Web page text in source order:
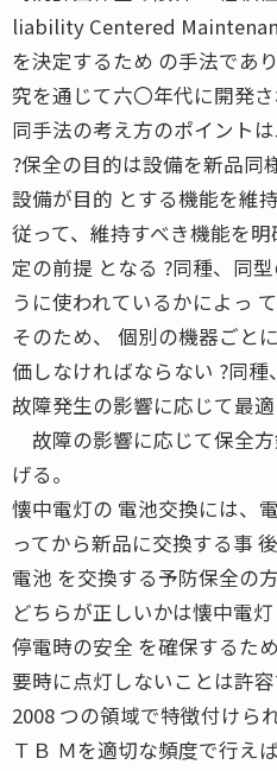
liability Centered
を決定するため の手法であ
究を通じて六〇年代に開発さ
同手法の考え方のポイントは
?保全の目的は設備を新品同
設備が目的 とする機能を維
従って、維持すべき機能を
定の前提 となる ?同種、同
うに使われているかによっ
そのため、 個別の機器ごと
価しなければならない ?同種
故障発生の影響に応じて最
故障の影響に応じて保全
げる。
懐中電灯の 電池交換には、
ってから新品に交換する事
電池 を交換する予防保全の
どちらが正しいかは懐中電灯
停電時の安全 を確保するた
要時に点灯しないことは
2008 つの領域で特徴付けられ
ＴＢ Ｍを適切な頻度で行え